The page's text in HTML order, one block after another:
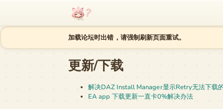
跳至内容
加载论坛时出错，请强制刷新页面重试。
更新/下载
解决DAZ Install Manager显示Retry无法下载
EA app 下载更新一直卡0%解决办法